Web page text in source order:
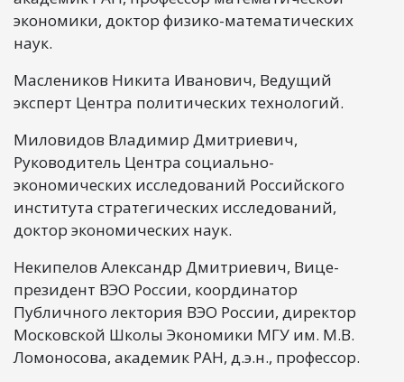
экономики, доктор физико-математических
наук.
Маслеников Никита Иванович, Ведущий
эксперт Центра политических технологий.
Миловидов Владимир Дмитриевич,
Руководитель Центра социально-
экономических исследований Российского
института стратегических исследований,
доктор экономических наук.
Некипелов Александр Дмитриевич, Вице-
президент ВЭО России, координатор
Публичного лектория ВЭО России, директор
Московской Школы Экономики МГУ им. М.В.
Ломоносова, академик РАН, д.э.н., профессор.